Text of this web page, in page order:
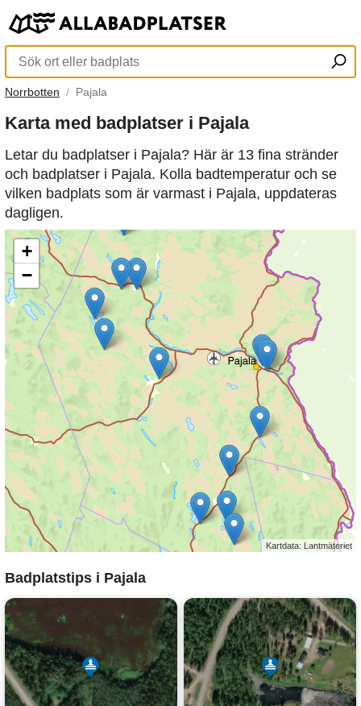
Norrbotten Pajala
Karta med badplatser i Pajala
Letar du badplatser i Pajala? Här är 13 fina stränder
och badplatser i Pajala. Kolla badtemperatur och se
vilken badplats som är varmast i Pajala, uppdateras
dagligen.
+
−
Kartdata: Lantmäteriet
Badplatstips i Pajala